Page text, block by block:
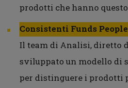
prodotti che hanno
Consistenti Funds
Il team di Analisi, diretto
sviluppato un modello di
per distinguere i prodotti